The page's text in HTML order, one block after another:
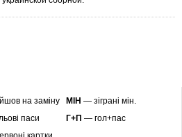
на заміну МІН — зіграні мін.
паси Г+П — гол+пас